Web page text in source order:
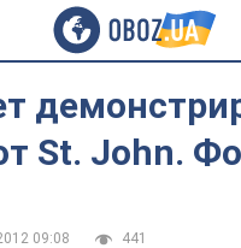
St. John.
09:08
441